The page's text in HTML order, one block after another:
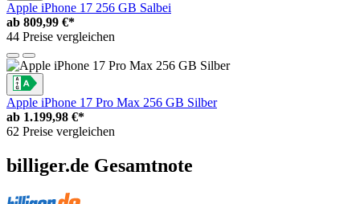
Apple iPhone 17 256 GB Salbei
ab 809,99 €*
44 Preise vergleichen
Apple iPhone 17 Pro Max 256 GB Silber
ab 1.199,98 €*
62 Preise vergleichen
billiger.de Gesamtnote